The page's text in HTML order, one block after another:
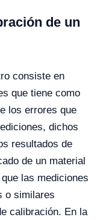
de un
consiste en
que tiene como
los errores que
dichos
resultados de
de un material
las mediciones
o similares
calibración. En la